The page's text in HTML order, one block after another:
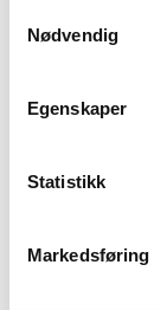
Nødvendig
Egenskaper
Statistikk
Markedsføring